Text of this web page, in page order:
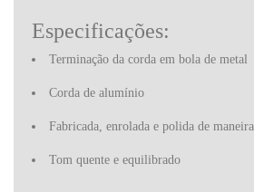
Especificações:
Terminação da corda em bola de metal
Corda de alumínio
Fabricada, enrolada e polida de
Tom quente e equilibrado